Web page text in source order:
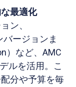
最適化
ン、
バージョンま
）など、AMC
ルを活用。こ
分や予算を毎